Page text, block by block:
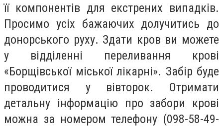
її компонентів для екстрених випадків.
Просимо усіх бажаючих долучитись до
донорського руху. Здати кров ви можете
у відділенні переливання крові
«Борщівської міської лікарні». Забір буде
проводитися у вівторок. Отримати
детальну інформацію про забори крові
можна за номером телефону (098-58-49-